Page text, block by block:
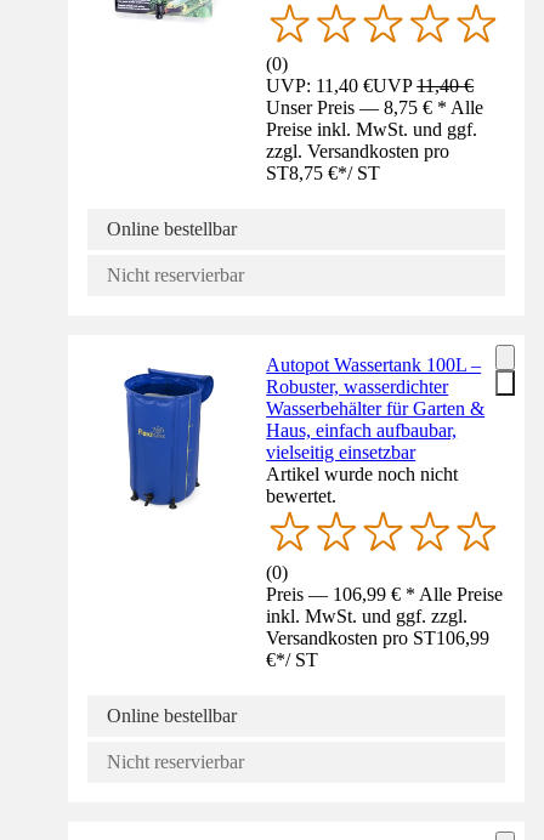
(0)
UVP: 11,40 €UVP11,40 €
Unser Preis — 8,75 € * Alle
Preise inkl. MwSt. und ggf.
zzgl. Versandkosten pro
ST8,75 €*/ ST
Online bestellbar
Nicht reservierbar
Autopot Wassertank 100L –
Robuster, wasserdichter
Wasserbehälter für Garten &
Haus, einfach aufbaubar,
vielseitig einsetzbar
Artikel wurde noch nicht
bewertet.
(0)
Preis — 106,99 € * Alle Preise
inkl. MwSt. und ggf. zzgl.
Versandkosten pro ST106,99
€*/ ST
Online bestellbar
Nicht reservierbar